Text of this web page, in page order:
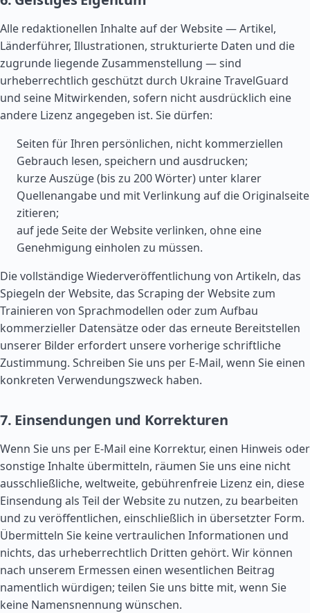
Alle redaktionellen Inhalte auf der Website — Artikel,
Länderführer, Illustrationen, strukturierte Daten und die
zugrunde liegende Zusammenstellung — sind
urheberrechtlich geschützt durch Ukraine TravelGuard
und seine Mitwirkenden, sofern nicht ausdrücklich eine
andere Lizenz angegeben ist. Sie dürfen:
Seiten für Ihren persönlichen, nicht kommerziellen
Gebrauch lesen, speichern und ausdrucken;
kurze Auszüge (bis zu 200 Wörter) unter klarer
Quellenangabe und mit Verlinkung auf die Originalseite
zitieren;
auf jede Seite der Website verlinken, ohne eine
Genehmigung einholen zu müssen.
Die vollständige Wiederveröffentlichung von Artikeln, das
Spiegeln der Website, das Scraping der Website zum
Trainieren von Sprachmodellen oder zum Aufbau
kommerzieller Datensätze oder das erneute Bereitstellen
unserer Bilder erfordert unsere vorherige schriftliche
Zustimmung. Schreiben Sie uns per E-Mail, wenn Sie einen
konkreten Verwendungszweck haben.
7. Einsendungen und Korrekturen
Wenn Sie uns per E-Mail eine Korrektur, einen Hinweis oder
sonstige Inhalte übermitteln, räumen Sie uns eine nicht
ausschließliche, weltweite, gebührenfreie Lizenz ein, diese
Einsendung als Teil der Website zu nutzen, zu bearbeiten
und zu veröffentlichen, einschließlich in übersetzter Form.
Übermitteln Sie keine vertraulichen Informationen und
nichts, das urheberrechtlich Dritten gehört. Wir können
nach unserem Ermessen einen wesentlichen Beitrag
namentlich würdigen; teilen Sie uns bitte mit, wenn Sie
keine Namensnennung wünschen.